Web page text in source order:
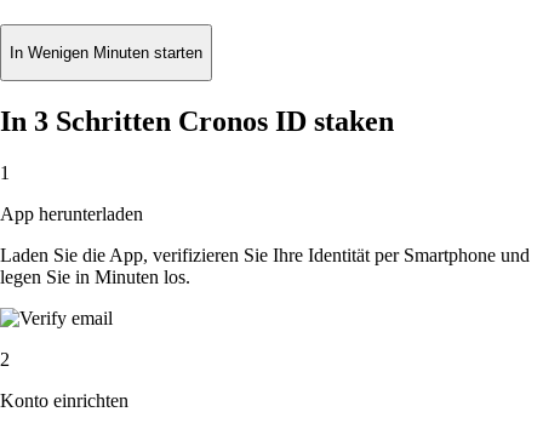
In Wenigen Minuten starten
In 3 Schritten Cronos ID staken
1
App herunterladen
Laden Sie die App, verifizieren Sie Ihre Identität per Smartphone und
legen Sie in Minuten los.
2
Konto einrichten